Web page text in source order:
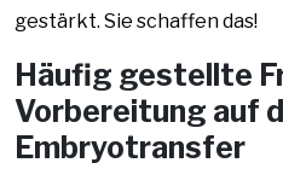
gestärkt. Sie schaffen das!
Häufig gestellte
Vorbereitung auf
Embryotransfer